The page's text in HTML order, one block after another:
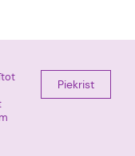
Piekrist